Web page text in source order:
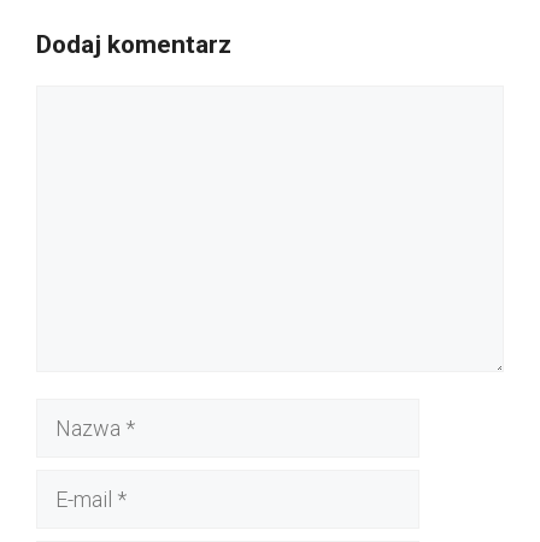
Dodaj komentarz
Nazwa